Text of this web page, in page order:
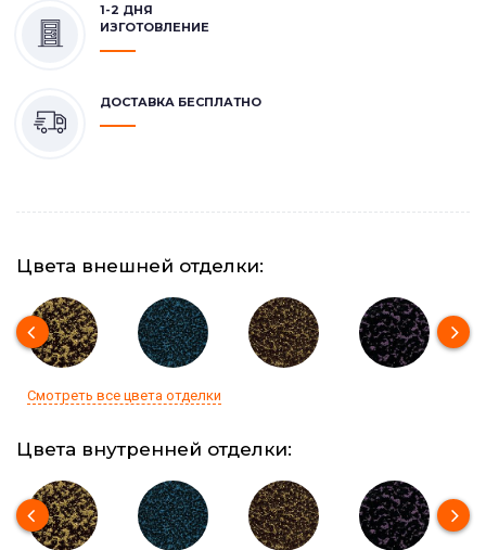
1-2 ДНЯ
ИЗГОТОВЛЕНИЕ
ДОСТАВКА БЕСПЛАТНО
Цвета внешней отделки:
Смотреть все цвета отделки
Цвета внутренней отделки: